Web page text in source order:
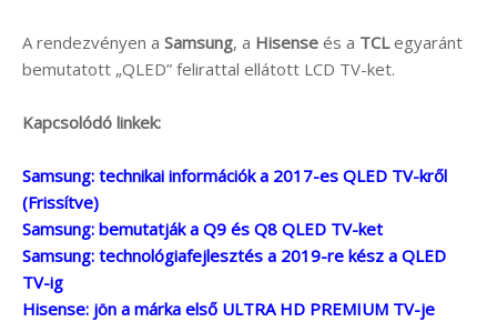
A rendezvényen a Samsung, a Hisense és a TCLegyaránt
bemutatott „QLED” felirattal ellátott LCD TV-ket.
Kapcsolódó linkek:
Samsung: technikai információk a 2017-es QLED TV-kről
(Frissítve)
Samsung: bemutatják a Q9 és Q8 QLED TV-ket
Samsung: technológiafejlesztés a 2019-re kész a QLED
TV-ig
Hisense: jön a márka első ULTRA HD PREMIUM TV-je